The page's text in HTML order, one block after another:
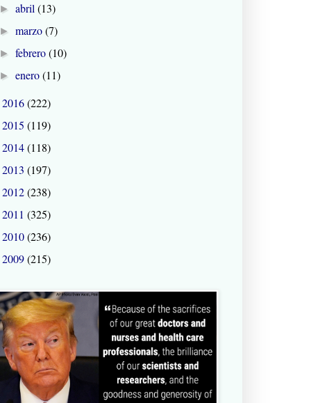
►abril(13)
►marzo(7)
►febrero(10)
►enero(11)
2016(222)
2015 (119)
2014(118)
2013 (197)
2012(238)
2011 (325)
2010(236)
2009(215)